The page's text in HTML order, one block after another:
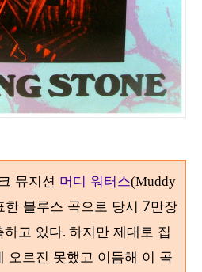
뮤지션 머디 워터스(Muddy
한 블루스 곡으로 당시 7만장
하고 있다. 하지만 제대로 집
오르진 못했고 이듬해 이 곡